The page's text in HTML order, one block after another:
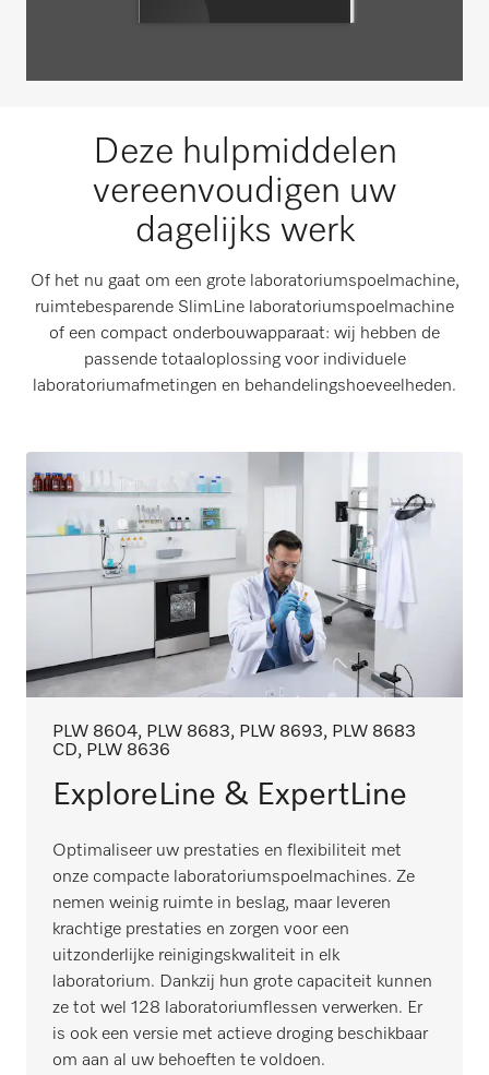
Deze hulpmiddelen
vereenvoudigen uw
dagelijks werk
Of het nu gaat om een grote laboratoriumspoelmachine,
ruimtebesparende SlimLine laboratoriumspoelmachine
of een compact onderbouwapparaat: wij hebben de
passende totaaloplossing voor individuele
laboratoriumafmetingen en behandelingshoeveelheden.
PLW 8604, PLW 8683, PLW 8693, PLW 8683
CD, PLW 8636
ExploreLine & ExpertLine
Optimaliseer uw prestaties en flexibiliteit met
onze compacte laboratoriumspoelmachines. Ze
nemen weinig ruimte in beslag, maar leveren
krachtige prestaties en zorgen voor een
uitzonderlijke reinigingskwaliteit in elk
laboratorium. Dankzij hun grote capaciteit kunnen
ze tot wel 128 laboratoriumflessen verwerken. Er
is ook een versie met actieve droging beschikbaar
om aan al uw behoeften te voldoen.